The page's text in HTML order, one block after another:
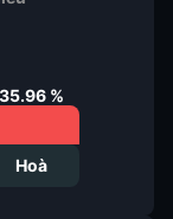
35.96 %
Hoà